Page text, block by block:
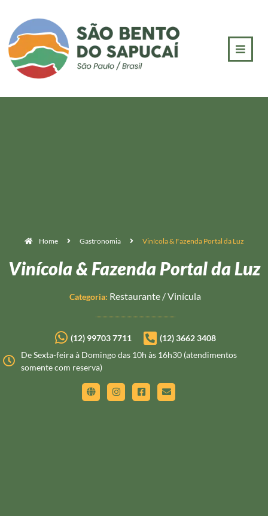
Home Gastronomia Vinícola & Fazenda Portal da Luz
Vinícola & Fazenda Portal da Luz
Categoria: Restaurante /Vinícula
(12) 99703 7711
(12) 3662 3408
De Sexta-feira à Domingo das 10h às 16h30 (atendimentos
somente com reserva)